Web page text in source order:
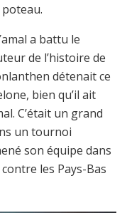
a battu le
de l’histoire de
détenait ce
bien qu’il ait
C’était un grand
un tournoi
son équipe dans
les Pays-Bas